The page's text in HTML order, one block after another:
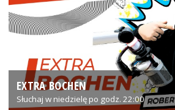
EXTRA BOCHEN
Słuchaj w niedzielę po godz. 22:00